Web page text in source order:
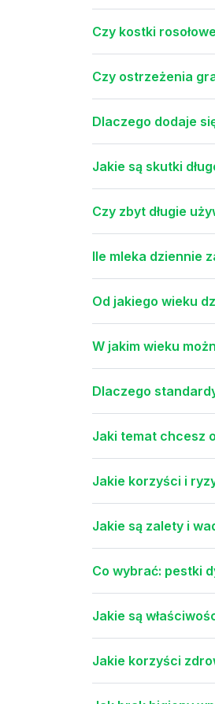
Czy kostki
Czy ostrzeżenia
Dlaczego dodaje
Jakie są skutki
Czy zbyt długie
Ile mleka dziennie
Od jakiego wieku
W jakim wieku
Dlaczego
Jaki temat chcesz
Jakie korzyści i
Jakie są zalety i
Co wybrać: pestki
Jakie są
Jakie korzyści